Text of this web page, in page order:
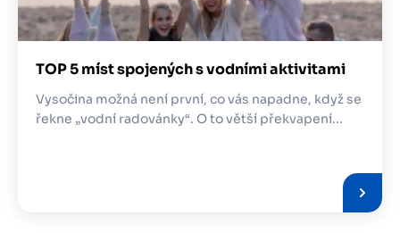
TOP 5 míst spojených s vodními aktivitami
Vysočina možná není první, co vás napadne, když se
řekne „vodní radovánky“. O to větší překvapení...